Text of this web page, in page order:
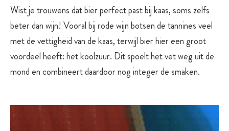
Wist je trouwens dat bier perfect past bij kaas, soms zelfs
beter dan wijn! Vooral bij rode wijn botsen de tannines veel
met de vettigheid van de kaas, terwijl bier hier een groot
voordeel heeft: het koolzuur. Dit spoelt het vet weg uit de
mond en combineert daardoor nog integer de smaken.